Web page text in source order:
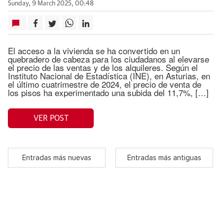
Sunday, 9 March 2025, 00:48
El acceso a la vivienda se ha convertido en un
quebradero de cabeza para los ciudadanos al elevarse
el precio de las ventas y de los alquileres. Según el
Instituto Nacional de Estadística (INE), en Asturias, en
el último cuatrimestre de 2024, el precio de venta de
los pisos ha experimentado una subida del 11,7%, […]
VER POST
Entradas más nuevas Entradas más antiguas